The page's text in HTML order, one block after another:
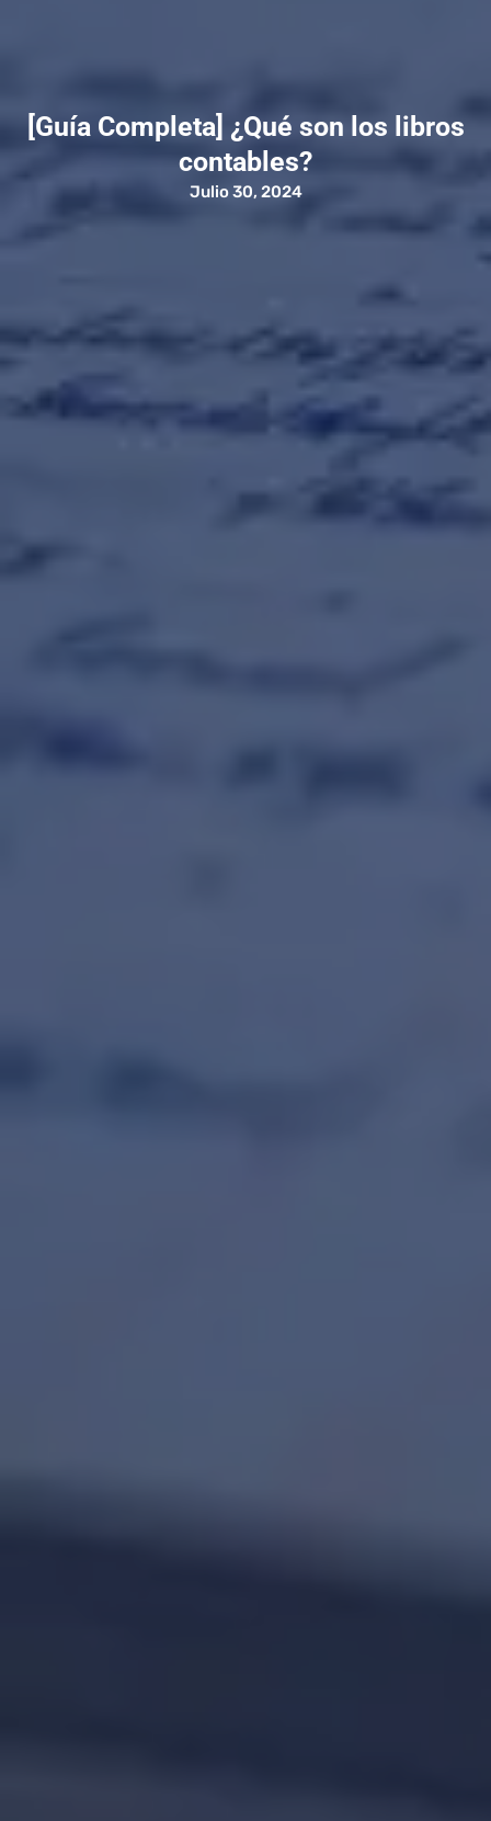
[Guía Completa] ¿Qué son los libros
contables?
Julio 30, 2024